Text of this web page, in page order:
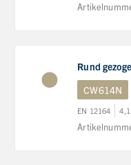
Rund
CW614N
EN 12164